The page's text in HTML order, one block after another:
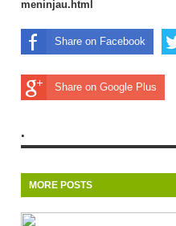
meninjau.html
Share on Facebook
Share on Google Plus
.
MORE POSTS